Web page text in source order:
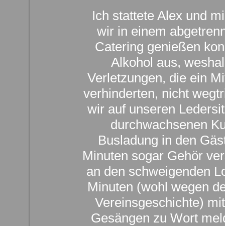
Ich stattete Alex und
wir in einem
Catering genießen
Alkohol aus,
Verletzungen, die ein
verhinderten, nicht
wir auf unseren
durchwachsenen
Busladung in den
Minuten sogar Gehör
an den schweigenden
Minuten (wohl wegen
Vereinsgeschichte)
Gesängen zu Wort